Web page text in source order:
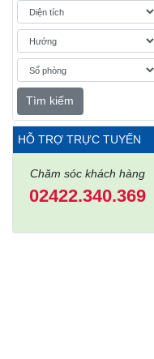
Tìm kiếm
HỖ TRỢ TRỰC TUYẾN
Chăm sóc khách hàng
02422.340.369